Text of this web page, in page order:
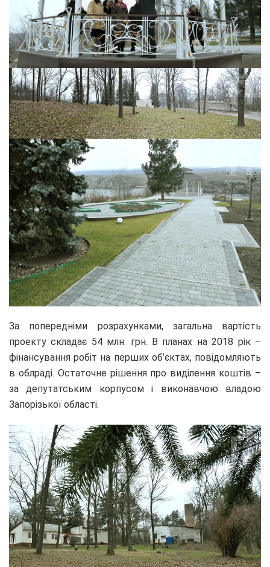
За попередніми розрахунками, загальна вартість
проекту складає 54 млн. грн. В планах на 2018 рік –
фінансування робіт на перших об’єктах, повідомляють
в облраді. Остаточне рішення про виділення коштів –
за депутатським корпусом і виконавчою владою
Запорізької області.